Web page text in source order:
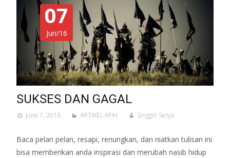
07
Jun/16
SUKSES DAN GAGAL
June 7, 2016 ARTIKEL AFIH Singgih Setya
Baca pelan pelan, resapi, renungkan, dan niatkan tulisan ini
bisa memberikan anda inspirasi dan merubah nasib hidup